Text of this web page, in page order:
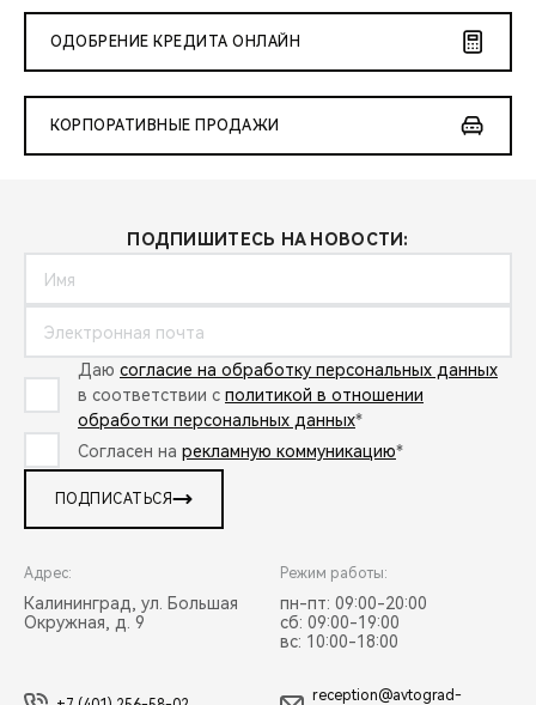
ОДОБРЕНИЕ КРЕДИТА ОНЛАЙН
КОРПОРАТИВНЫЕ ПРОДАЖИ
ПОДПИШИТЕСЬ НА НОВОСТИ:
Даю согласие на обработку персональных данных
в соответствии с политикой в отношении
обработки персональных данных*
Согласен на рекламную коммуникацию*
ПОДПИСАТЬСЯ
Адрес:
Калининград, ул. Большая
Окружная, д. 9
Режим работы:
пн-пт: 09:00-20:00
сб: 09:00-19:00
вс: 10:00-18:00
reception@avtograd-